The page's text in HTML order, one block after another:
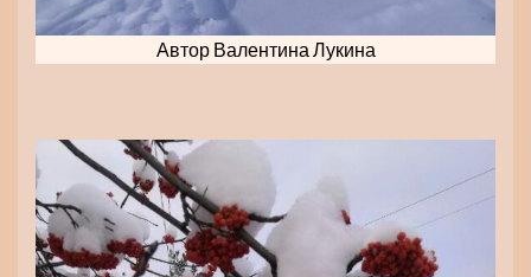
Автор Валентина Лукина